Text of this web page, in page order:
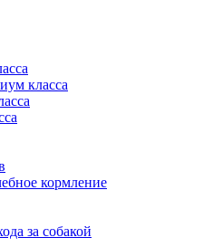
класса
кормление
за собакой